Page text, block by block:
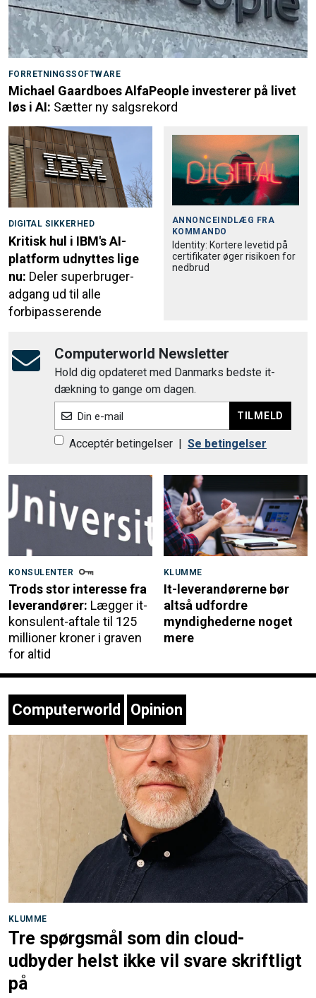
FORRETNINGSSOFTWARE
Michael Gaardboes AlfaPeople investerer på livet
løs i AI: Sætter ny salgsrekord
DIGITAL SIKKERHED
Kritisk hul i IBM's AI-
platform udnyttes lige
nu: Deler superbruger-
adgang ud til alle
forbipasserende
ANNONCEINDLÆG FRA
KOMMANDO
Identity: Kortere levetid på
certifikater øger risikoen for
nedbrud
Computerworld Newsletter
Hold dig opdateret med Danmarks bedste it-
dækning to gange om dagen.
Din e-mail TILMELD
Acceptér betingelser | Se betingelser
KONSULENTER
Trods stor interesse fra
leverandører: Lægger it-
konsulent-aftale til 125
millioner kroner i graven
for altid
KLUMME
It-leverandørerne bør
altså udfordre
myndighederne noget
mere
Computerworld Opinion
KLUMME
Tre spørgsmål som din cloud-
udbyder helst ikke vil svare skriftligt
på